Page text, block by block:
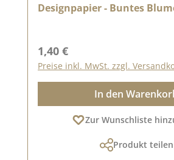
Designpapier - Buntes
Regulärer Preis:
1,40 €
Preise inkl. MwSt. zzgl.
In den
Zur Wunschliste
Produkt teilen